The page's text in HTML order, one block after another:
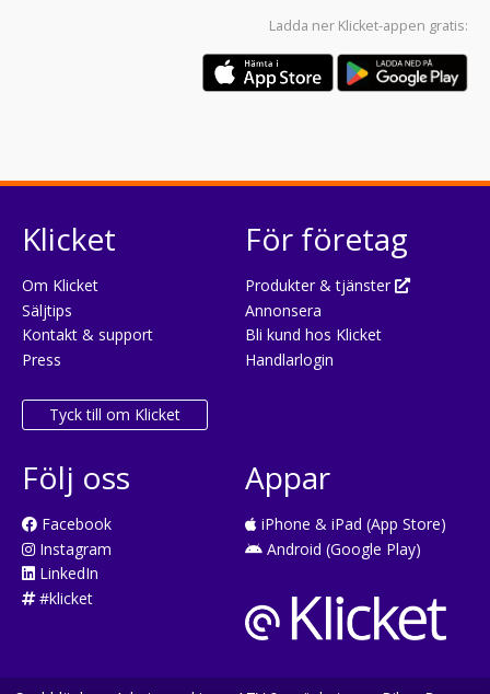
Ladda ner Klicket-appen gratis:
Klicket
Om Klicket
Säljtips
Kontakt & support
Press
Tyck till om Klicket
För företag
Produkter & tjänster
Annonsera
Bli kund hos Klicket
Handlarlogin
Följ oss
Facebook
Instagram
LinkedIn
#klicket
Appar
iPhone & iPad (App Store)
Android (Google Play)